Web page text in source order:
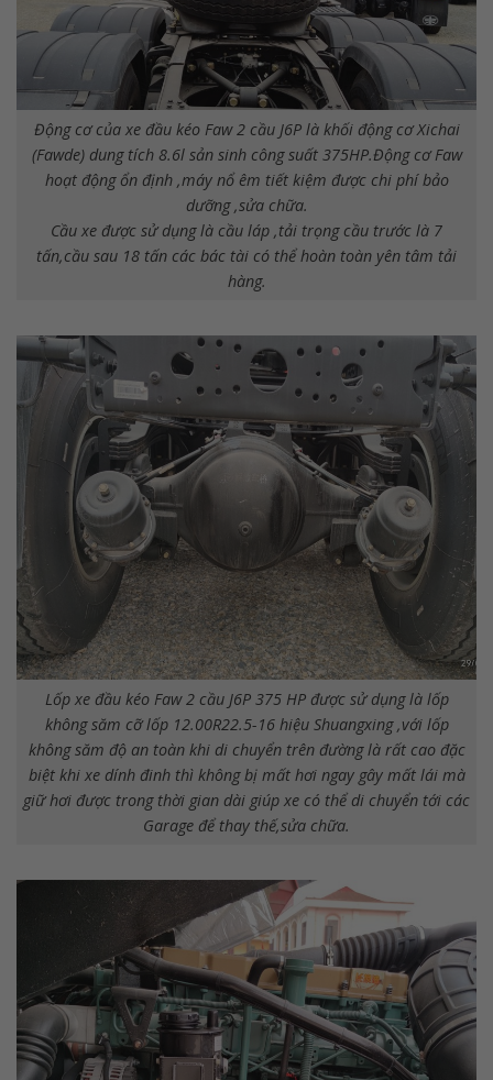
Động cơ của xe đầu kéo Faw 2 cầu J6P là khối động cơ Xichai
(Fawde) dung tích 8.6l sản sinh công suất 375HP.Động cơ Faw
hoạt động ổn định ,máy nổ êm tiết kiệm được chi phí bảo
dưỡng ,sửa chữa.
Cầu xe được sử dụng là cầu láp ,tải trọng cầu trước là 7
tấn,cầu sau 18 tấn các bác tài có thể hoàn toàn yên tâm tải
hàng.
Lốp xe đầu kéo Faw 2 cầu J6P 375 HP được sử dụng là lốp
không săm cỡ lốp 12.00R22.5-16 hiệu Shuangxing ,với lốp
không săm độ an toàn khi di chuyển trên đường là rất cao đặc
biệt khi xe dính đinh thì không bị mất hơi ngay gây mất lái mà
giữ hơi được trong thời gian dài giúp xe có thể di chuyển tới các
Garage để thay thế,sửa chữa.